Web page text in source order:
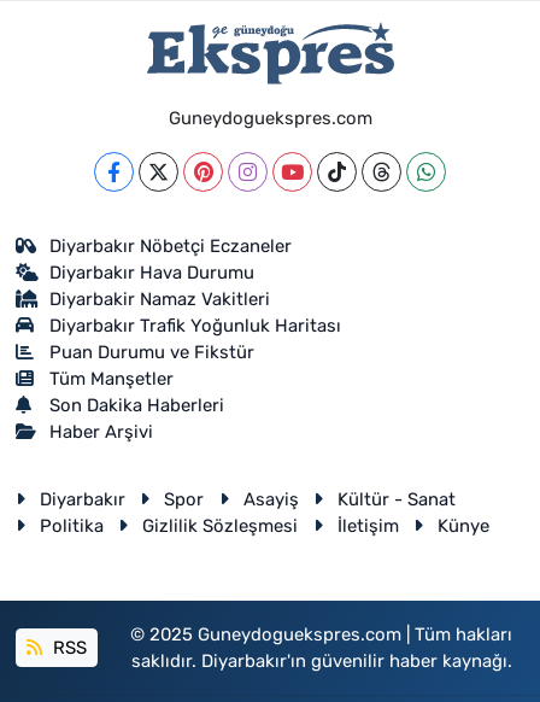
Guneydoguekspres.com
Diyarbakır Nöbetçi Eczaneler
Diyarbakır Hava Durumu
Diyarbakir Namaz Vakitleri
Diyarbakır Trafik Yoğunluk Haritası
Puan Durumu ve Fikstür
Tüm Manşetler
Son Dakika Haberleri
Haber Arşivi
Diyarbakır Spor Asayiş
Kültür - Sanat
Politika
Gizlilik Sözleşmesi İletişim Künye
RSS
© 2025 Guneydoguekspres.com | Tüm hakları
saklıdır. Diyarbakır'ın güvenilir haber kaynağı.